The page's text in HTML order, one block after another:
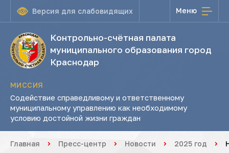
Версия для слабовидящих Меню
Контрольно-счётная палата
муниципального образования город
Краснодар
МИССИЯ
Содействие справедливому и ответственному
муниципальному управлению как необходимому
условию достойной жизни граждан
Главная Пресс-центр Новости 2025 год